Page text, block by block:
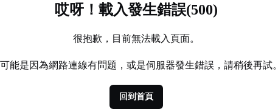
哎呀！載入發生錯誤(500)
很抱歉，目前無法載入頁面。
能是因為網路連線有問題，或是伺服器發生錯誤，請稍後再試。
回到首頁